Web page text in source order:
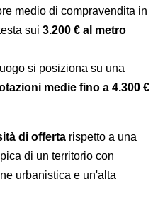
medio di compravendita in
sui 3.200 € al metro
si posiziona su una
medie fino a 4.300 €
di offerta rispetto a una
di un territorio con
urbanistica e un'alta